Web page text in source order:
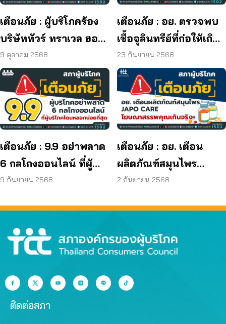
เตือนภัย : ผู้บริโภคร้อง
บริษัททัวร์ ทราเวล ฮอลิ
เดย์ ยุติกิจการ ไม่คืนเงิน
ผู้บริโภค
9 ตุลาคม 2568
เตือนภัย : อย. ตรวจพบ
เชื้อจุลินทรีย์ที่ก่อให้เกิด
โรค และพบแบคทีเรีย
ยีสต์ และรา เกิน
มาตรฐานกำหนด ใน
ผลิตภัณฑ์ย้อมผม
23 กันยายน 2568
เตือนภัย : 9.9 อย่าพลาด
6 กลโกงออนไลน์ ที่ผู้
บริโภคโดนหลอกบ่อย
9 กันยายน 2568
เตือนภัย : อย. เตือน
ผลิตภัณฑ์สมุนไพร
JAPO CARE โฆษณา
2 กันยายน 2568
ติดต่อสภา